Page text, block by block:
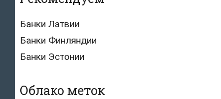
Банки Латвии
Банки Финляндии
Банки Эстонии
Облако меток